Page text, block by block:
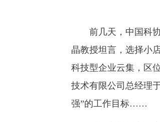
前几天，中国科协
晶教授坦言，选择小
科技型企业云集，区
技术有限公司总经理
强”的工作目标……